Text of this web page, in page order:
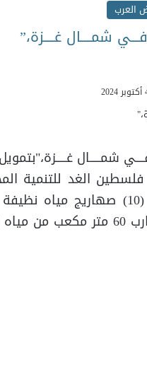
العرب
شمـــــال غـــــزة،”
الغد للتنمية
فــــي شمـــــال غـــــزة،” ،
شمال غزة، حيث تمَّ توزيع ما